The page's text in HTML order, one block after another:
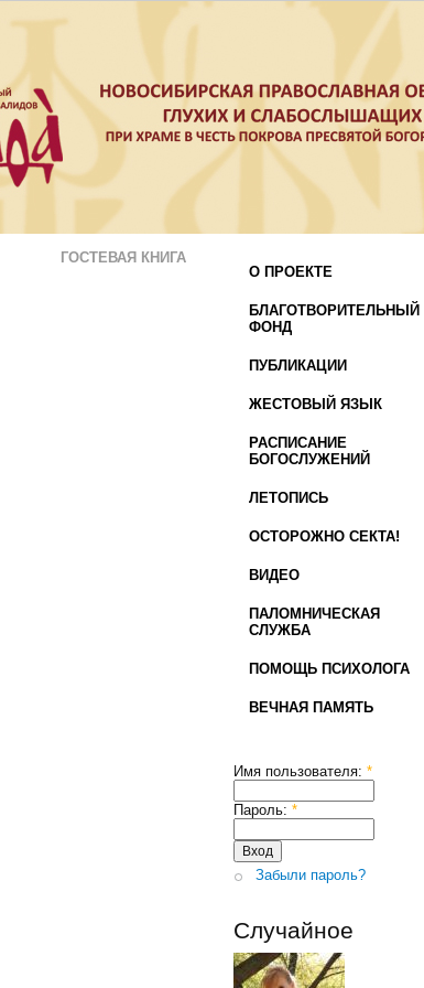
ГОСТЕВАЯ КНИГА
О ПРОЕКТЕ
БЛАГОТВОРИТЕЛЬНЫЙ
ФОНД
ПУБЛИКАЦИИ
ЖЕСТОВЫЙ ЯЗЫК
РАСПИСАНИЕ
БОГОСЛУЖЕНИЙ
ЛЕТОПИСЬ
ОСТОРОЖНО СЕКТА!
ВИДЕО
ПАЛОМНИЧЕСКАЯ
СЛУЖБА
ПОМОЩЬ ПСИХОЛОГА
ВЕЧНАЯ ПАМЯТЬ
Имя пользователя: *
Пароль: *
Забыли пароль?
Случайное